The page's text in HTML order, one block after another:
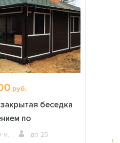
руб.
беседка
по
2620
м. до 25